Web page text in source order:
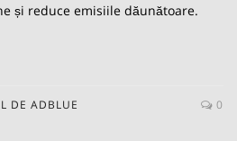
și reduce emisiile dăunătoare.
DE ADBLUE 0